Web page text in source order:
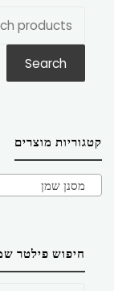
Search
קטגוריות מוצרים
מסנן שמן
חיפוש פילטר